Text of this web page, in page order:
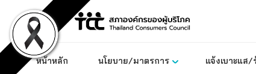
content
หน้าหลัก นโยบาย/มาตรการ แจ้งเบาะแส